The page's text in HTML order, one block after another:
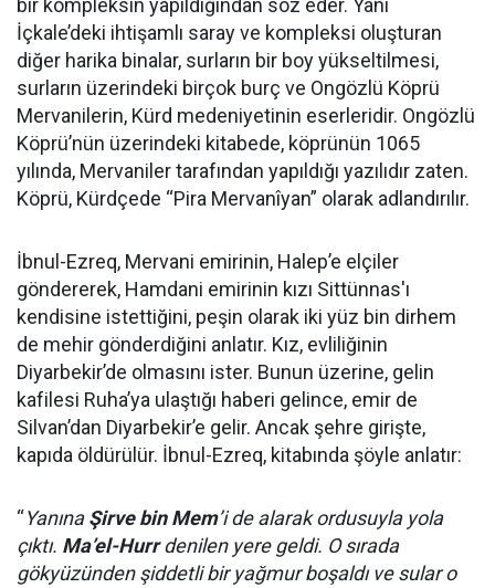
bir kompleksin yapıldığından söz eder. Yani
İçkale’deki ihtişamlı saray ve kompleksi oluşturan
diğer harika binalar, surların bir boy yükseltilmesi,
surların üzerindeki birçok burç ve Ongözlü Köprü
Mervanilerin, Kürd medeniyetinin eserleridir. Ongözlü
Köprü’nün üzerindeki kitabede, köprünün 1065
yılında, Mervaniler tarafından yapıldığı yazılıdır zaten.
Köprü, Kürdçede “Pira Mervanîyan” olarak adlandırılır.
İbnul-Ezreq, Mervani emirinin, Halep’e elçiler
göndererek, Hamdani emirinin kızı Sittünnas'ı
kendisine istettiğini, peşin olarak iki yüz bin dirhem
de mehir gönderdiğini anlatır. Kız, evliliğinin
Diyarbekir’de olmasını ister. Bunun üzerine, gelin
kafilesi Ruha’ya ulaştığı haberi gelince, emir de
Silvan’dan Diyarbekir’e gelir. Ancak şehre girişte,
kapıda öldürülür. İbnul-Ezreq, kitabında şöyle anlatır:
“YanınaŞirve bin Mem’i de alarak ordusuyla yola
çıktı. Ma’el-Hurrdenilen yere geldi. O sırada
gökyüzünden şiddetli bir yağmur boşaldı ve sular o